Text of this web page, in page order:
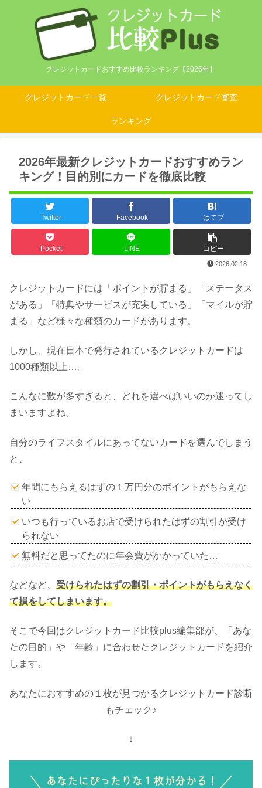
クレジットカードおすすめ比較ランキング【2026年】
クレジットカード一覧 クレジットカード審査
ランキング
2026年最新クレジットカードおすすめラン
キング！目的別にカードを徹底比較
Twitter Facebook はてブ
Pocket LINE コピー
2026.02.18
クレジットカードには「ポイントが貯まる」「ステータス
がある」「特典やサービスが充実している」「マイルが貯
まる」など様々な種類のカードがあります。
しかし、現在日本で発行されているクレジットカードは
1000種類以上…。
こんなに数が多すぎると、どれを選べばいいのか迷ってし
まいますよね。
自分のライフスタイルにあってないカードを選んでしまう
と、
年間にもらえるはずの１万円分のポイントがもらえな
い
いつも行っているお店で受けられたはずの割引が受け
られない
無料だと思ってたのに年会費がかかっていた…
などなど、 受けられたはずの割引・ポイントがもらえなく
て損をしてしまいます。
そこで今回はクレジットカード比較plus編集部が、「あな
たの目的」や「年齢」に合わせたクレジットカードを紹介
します。
あなたにおすすめの１枚が見つかるクレジットカード診断
もチェック♪
↓